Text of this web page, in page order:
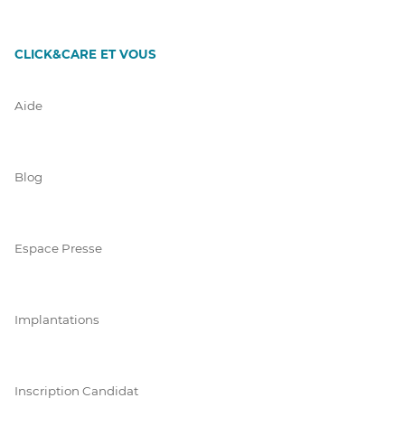
CLICK&CARE ET VOUS
Aide
Blog
Espace Presse
Implantations
Inscription Candidat